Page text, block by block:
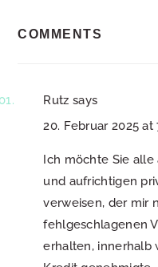
INTERACTIONS
COMMENTS
Rutz says
20. Februar 2025 at
Ich möchte Sie
und aufrichtigen
verweisen, der mir
fehlgeschlagenen
erhalten, innerhalb